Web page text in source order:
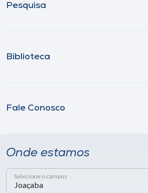
Pesquisa
Biblioteca
Fale Conosco
Onde estamos
Selecione o campus